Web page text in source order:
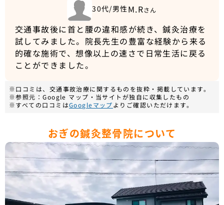
30代/男性M.Rさん
交通事故後に首と腰の違和感が続き、鍼灸治療を
試してみました。院長先生の豊富な経験から来る
的確な施術で、想像以上の速さで日常生活に戻る
ことができました。
※口コミは、交通事故治療に関するものを抜粋・掲載しています。
※参照元：Google マップ・当サイトが独自に収集したもの
※すべての口コミはGoogleマップよりご確認いただけます。
おぎの鍼灸整骨院について